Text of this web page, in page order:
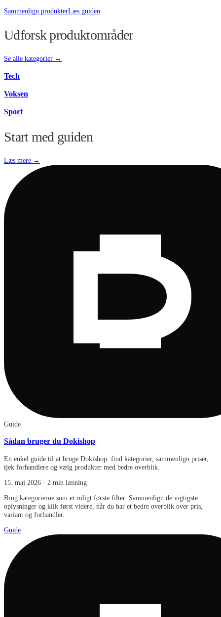
Sammenlign produkterLæs guiden
Udforsk produktområder
Se alle kategorier →
Tech
Voksen
Sport
Start med guiden
Læs mere →
Guide
Sådan bruger du Dokishop
En enkel guide til at bruge Dokishop: find kategorier, sammenlign priser,
tjek forhandlere og vælg produkter med bedre overblik.
15. maj 2026 · 2 min læsning
Brug kategorierne som et roligt første filter. Sammenlign de vigtigste
oplysninger og klik først videre, når du har et bedre overblik over pris,
variant og forhandler.
Guide